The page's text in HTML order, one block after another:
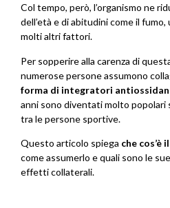
Col tempo, però, l’organismo ne
dell’età e di abitudini come il
molti altri fattori.
Per sopperire alla carenza di
numerose persone assumono
forma di integratori
anni sono diventati molto
tra le persone sportive.
Questo articolo spiega che
come assumerlo e quali sono le
effetti collaterali.